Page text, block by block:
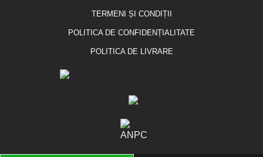
TERMENI ȘI CONDIȚII
POLITICA DE CONFIDENȚIALITATE
POLITICA DE LIVRARE